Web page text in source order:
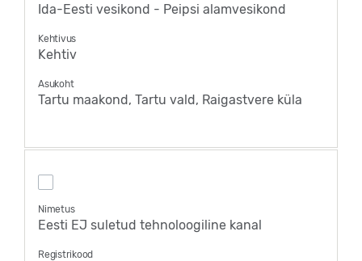
Ida-Eesti vesikond - Peipsi alamvesikond
Kehtivus
Kehtiv
Asukoht
Tartu maakond, Tartu vald, Raigastvere küla
Nimetus
Eesti EJ suletud tehnoloogiline kanal
Registrikood